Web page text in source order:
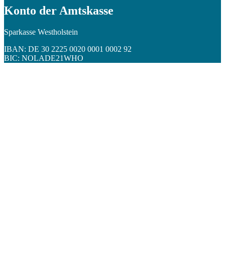
Konto der Amtskasse
Sparkasse Westholstein
IBAN: DE 30 2225 0020 0001 0002 92
BIC: NOLADE21WHO